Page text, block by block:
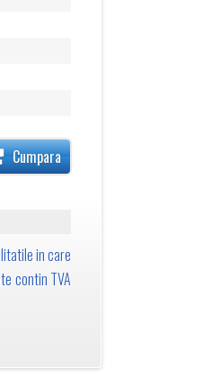
Cumpara
in care
contin TVA